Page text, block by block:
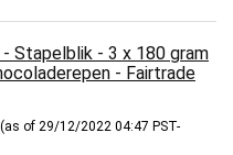
Stapelblik - 3 x 180 gram
- Fairtrade
(as of 29/12/2022 04:47 PST-